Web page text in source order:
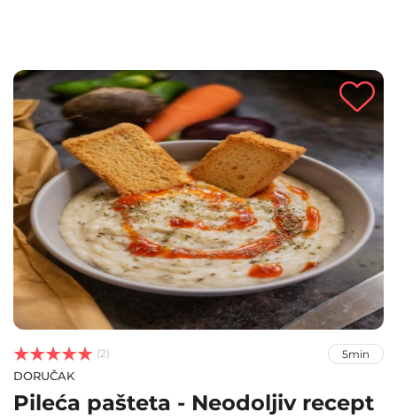


 (2) 5min
DORUČAK
Pileća pašteta - Neodoljiv recept